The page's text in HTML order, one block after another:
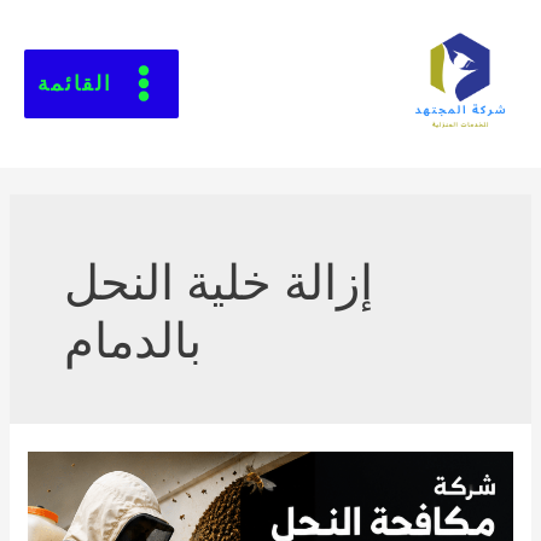
القائمة
إزالة خلية النحل
بالدمام